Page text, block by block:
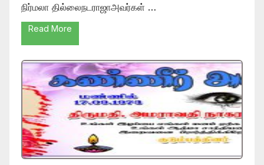
நிர்மலா தில்லைநடராஜாஅவர்கள் …
Read More